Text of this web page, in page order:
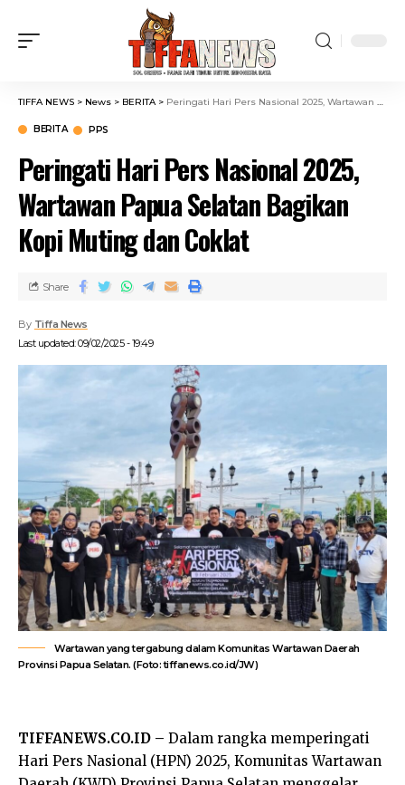
TIFFA NEWS > News > BERITA> Peringati Hari Pers Nasional 2025, Wartawan Papua Selatan Bagikan Kopi Muting dan Coklat
BERITA PPS
Peringati Hari Pers Nasional 2025,
Wartawan Papua Selatan Bagikan
Kopi Muting dan Coklat
Last updated: 09/02/2025 - 19:49
By Tiffa News
Share
Wartawan yang tergabung dalam Komunitas Wartawan Daerah
Provinsi Papua Selatan. (Foto: tiffanews.co.id/JW)
TIFFANEWS.CO.ID – Dalam rangka memperingati
Hari Pers Nasional (HPN) 2025, Komunitas Wartawan